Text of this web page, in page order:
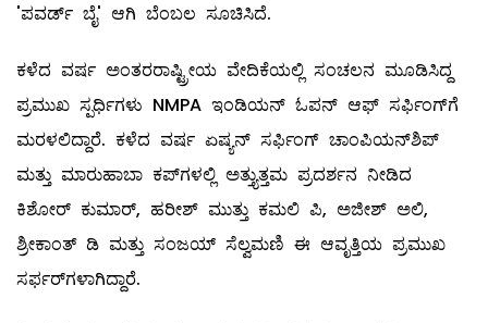
'ಪವರ್ಡ್ ಬೈ' ಆಗಿ ಬೆಂಬಲ ಸೂಚಿಸಿದೆ.
ಕಳೆದ ವರ್ಷ ಅಂತರರಾಷ್ಟ್ರೀಯ ವೇದಿಕೆಯಲ್ಲಿ ಸಂಚಲನ ಮೂಡಿಸಿದ್ದ
ಪ್ರಮುಖ ಸ್ಪರ್ಧಿಗಳು NMPA ಇಂಡಿಯನ್ ಓಪನ್ ಆಫ್ ಸರ್ಫಿಂಗ್‌ಗೆ
ಮರಳಲಿದ್ದಾರೆ. ಕಳೆದ ವರ್ಷ ಏಷ್ಯನ್ ಸರ್ಫಿಂಗ್ ಚಾಂಪಿಯನ್‌ಶಿಪ್
ಮತ್ತು ಮಾರುಹಾಬಾ ಕಪ್‌ಗಳಲ್ಲಿ ಅತ್ತ್ಯುತ್ತಮ ಪ್ರದರ್ಶನ ನೀಡಿದ
ಕಿಶೋರ್ ಕುಮಾರ್, ಹರೀಶ್ ಮುತ್ತು ಕಮಲಿ ಪಿ, ಅಜೀಶ್ ಅಲಿ,
ಶ್ರೀಕಾಂತ್ ಡಿ ಮತ್ತು ಸಂಜಯ್ ಸೆಲ್ವಮಣಿ ಈ ಆವೃತ್ತಿಯ ಪ್ರಮುಖ
ಸರ್ಫರ್‌ಗಳಾಗಿದ್ದಾರೆ.